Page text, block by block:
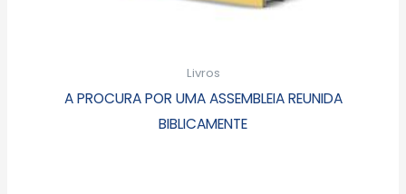
Livros
A PROCURA POR UMA ASSEMBLEIA REUNIDA
BIBLICAMENTE